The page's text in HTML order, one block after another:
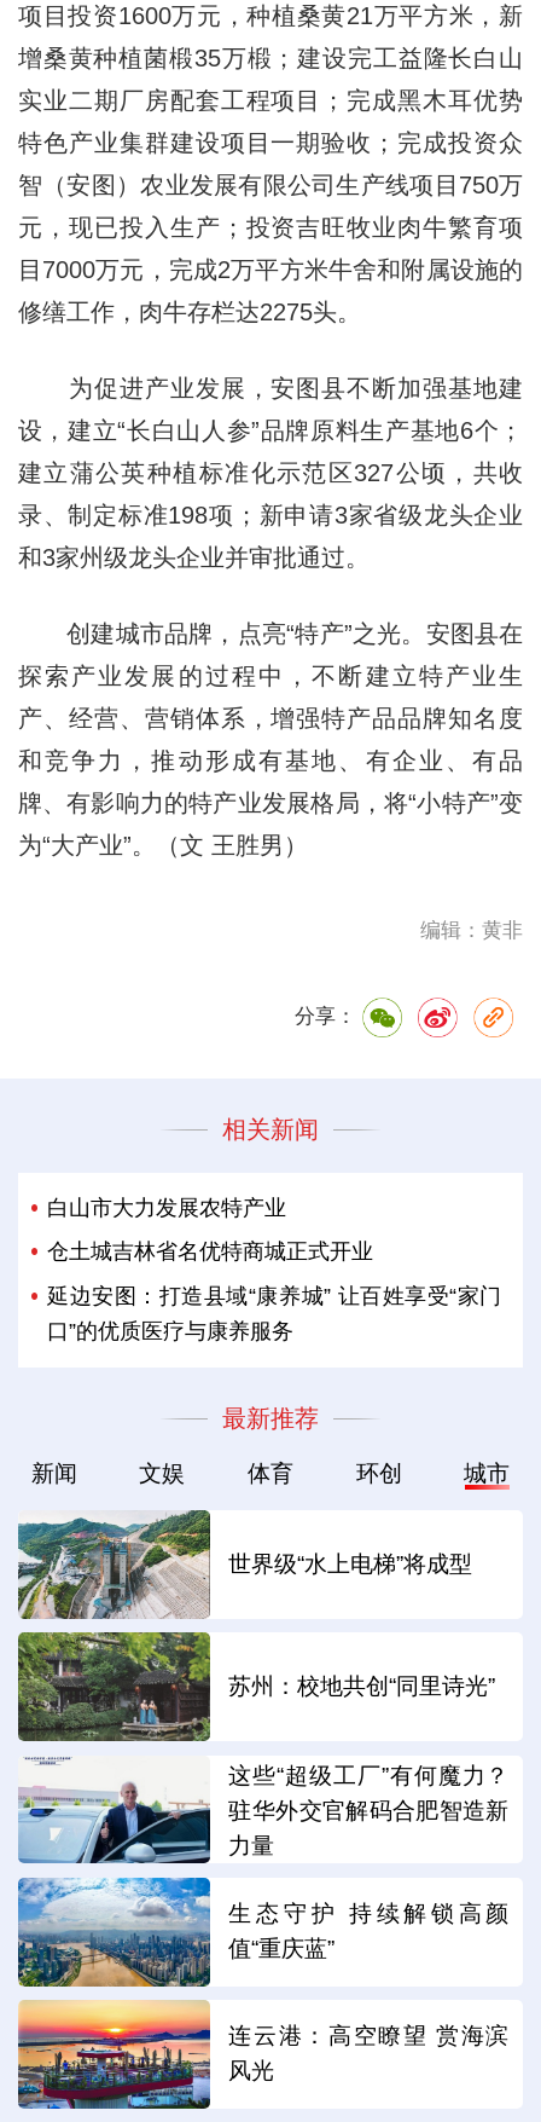
项目投资1600万元，种植桑黄21万平方米，新
增桑黄种植菌椴35万椴；建设完工益隆长白山
实业二期厂房配套工程项目；完成黑木耳优势
特色产业集群建设项目一期验收；完成投资众
智（安图）农业发展有限公司生产线项目750万
元，现已投入生产；投资吉旺牧业肉牛繁育项
目7000万元，完成2万平方米牛舍和附属设施的
修缮工作，肉牛存栏达2275头。
为促进产业发展，安图县不断加强基地建
设，建立“长白山人参”品牌原料生产基地6个；
建立蒲公英种植标准化示范区327公顷，共收
录、制定标准198项；新申请3家省级龙头企业
和3家州级龙头企业并审批通过。
创建城市品牌，点亮“特产”之光。安图县在
探索产业发展的过程中，不断建立特产业生
产、经营、营销体系，增强特产品品牌知名度
和竞争力，推动形成有基地、有企业、有品
牌、有影响力的特产业发展格局，将“小特产”变
为“大产业”。（文 王胜男）
编辑：黄非
分享：
相关新闻
白山市大力发展农特产业
仓土城吉林省名优特商城正式开业
延边安图：打造县域“康养城” 让百姓享受“家门
口”的优质医疗与康养服务
最新推荐
新闻 文娱 体育 环创 城市
世界级“水上电梯”将成型
苏州：校地共创“同里诗光”
这些“超级工厂”有何魔力？
驻华外交官解码合肥智造新
力量
生态守护 持续解锁高颜
值“重庆蓝”
连云港：高空瞭望 赏海滨
风光